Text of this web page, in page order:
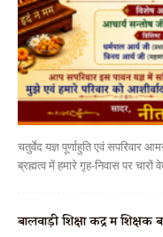
चतुर्वेद यज्ञ पूर्णाहुति एवं सपरिवार
ब्रह्मत्व में हमारे गृह-निवास पर चारों
बालवाड़ी शिक्षा केंद्र में